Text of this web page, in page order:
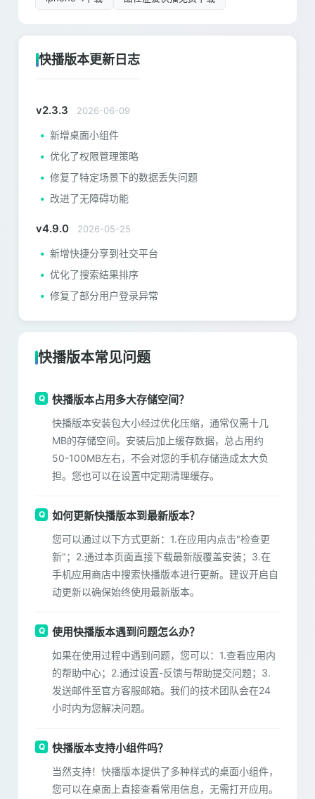
快播版本更新日志
v2.3.3 2026-06-09
新增桌面小组件
优化了权限管理策略
修复了特定场景下的数据丢失问题
改进了无障碍功能
v4.9.0 2026-05-25
新增快捷分享到社交平台
优化了搜索结果排序
修复了部分用户登录异常
快播版本常见问题
快播版本占用多大存储空间？
快播版本安装包大小经过优化压缩，通常仅需十几
MB的存储空间。安装后加上缓存数据，总占用约
50-100MB左右，不会对您的手机存储造成太大负
担。您也可以在设置中定期清理缓存。
如何更新快播版本到最新版本？
您可以通过以下方式更新：1.在应用内点击"检查更
新"；2.通过本页面直接下载最新版覆盖安装；3.在
手机应用商店中搜索快播版本进行更新。建议开启自
动更新以确保始终使用最新版本。
使用快播版本遇到问题怎么办？
如果在使用过程中遇到问题，您可以：1.查看应用内
的帮助中心；2.通过设置-反馈与帮助提交问题；3.
发送邮件至官方客服邮箱。我们的技术团队会在24
小时内为您解决问题。
快播版本支持小组件吗？
当然支持！快播版本提供了多种样式的桌面小组件，
您可以在桌面上直接查看常用信息，无需打开应用。